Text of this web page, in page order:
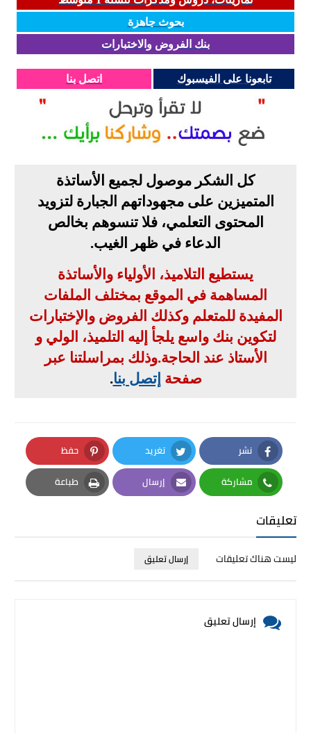
بحوث جاهزة
بنك الفروض والاختبارات
تابعونا على الفيسبوك اتصل بنا
كل الشكر موصول لجميع الأساتذة
المتميزين على مجهوداتهم الجبارة لتزويد
المحتوى التعلمي، فلا تنسوهم بخالص
الدعاء في ظهر الغيب.
يستطيع التلاميذ، الأولياء والأساتذة
المساهمة في الموقع بمختلف الملفات
المفيدة للمتعلم وكذلك الفروض والإختبارات
لتكوين بنك واسع يلجأ إليه التلميذ، الولي و
الأستاذ عند الحاجة.وذلك بمراسلتنا عبر
صفحة إتصل بنا.
نشر
Facebook
تغريد
Twitter
حفظ
Pinterest
مشاركة
Whatsapp
إرسال
Email
طباعة
Print
تعليقات
ليست هناك تعليقات إرسال تعليق
إرسال تعليق